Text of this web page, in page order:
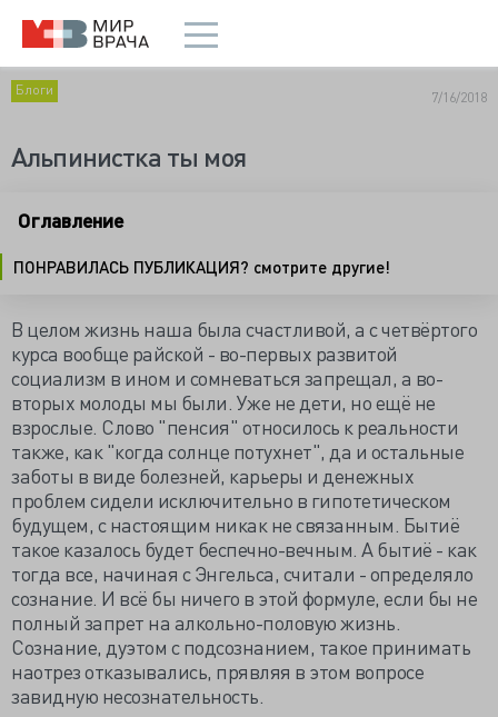
Блоги 7/16/2018
Альпинистка ты моя
Оглавление
ПОНРАВИЛАСЬ ПУБЛИКАЦИЯ? смотрите другие!
В целом жизнь наша была счастливой, а с четвёртого
курса вообще райской - во-первых развитой
социализм в ином и сомневаться запрещал, а во-
вторых молоды мы были. Уже не дети, но ещё не
взрослые. Слово "пенсия" относилось к реальности
также, как "когда солнце потухнет", да и остальные
заботы в виде болезней, карьеры и денежных
проблем сидели исключительно в гипотетическом
будущем, с настоящим никак не связанным. Бытиё
такое казалось будет беспечно-вечным. А бытиё - как
тогда все, начиная с Энгельса, считали - определяло
сознание. И всё бы ничего в этой формуле, если бы не
полный запрет на алкольно-половую жизнь.
Сознание, дуэтом с подсознанием, такое принимать
наотрез отказывались, прявляя в этом вопросе
завидную несознательность.